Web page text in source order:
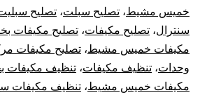
خميس مشيط، تصليح سبلت، تصليح
سنترال، تصليح مكيفات، تصليح مكيفات
مكيفات خميس مشيط، تصليح مكيفات
وحدات، تنظيف مكيفات، تنظيف
مكيفات خميس مشيط، تنظيف مكيفات